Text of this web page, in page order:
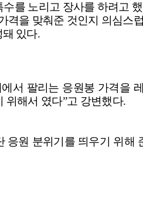
를 노리고 장사를 하려고
격을 맞춰준 것인지 의심스
돼 있다.
서 팔리는 응원봉 가격을
위해서 였다”고 강변했다.
응원 분위기를 띄우기 위해